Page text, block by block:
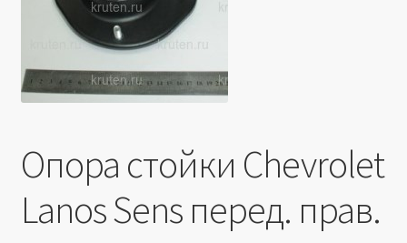
Опора стойки Chevrolet
Lanos Sens перед. прав.